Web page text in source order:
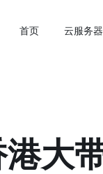
首页 云服务器
港大